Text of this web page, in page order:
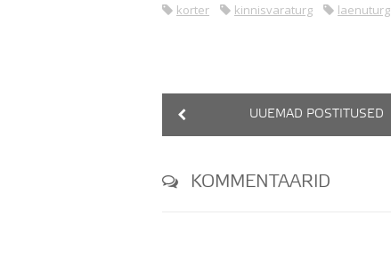
korter kinnisvaraturg laenuturg
UUEMAD POSTITUSED
KOMMENTAARID